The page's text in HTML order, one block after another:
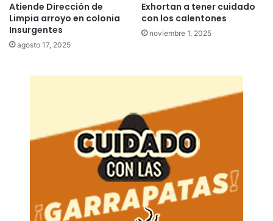
Atiende Dirección de
Limpia arroyo en colonia
Insurgentes
agosto 17, 2025
Exhortan a tener cuidado
con los calentones
noviembre 1, 2025